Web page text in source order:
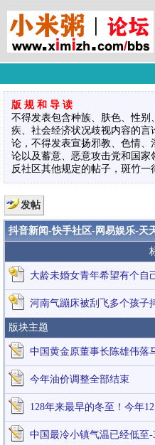
版 规 和 导 读
不得发表包含种族、肤色、性
疾、社会经济状况歧视内容的
论，不得发表宣扬邪教、色情
论以及蓄意、恶意攻击党和国
反社区其他规定的帖子，斑竹一
发帖
抖音新闻-快手社区-网易娱乐-天
大龄未婚女青年希望有个
河南气蹦床被刮飞多个孩子
版块主题
中国黄金原董事长陈雄伟落
今年油价调整全部结束
128年来最早的冬至！今年
中国最冷小镇气温已经低至